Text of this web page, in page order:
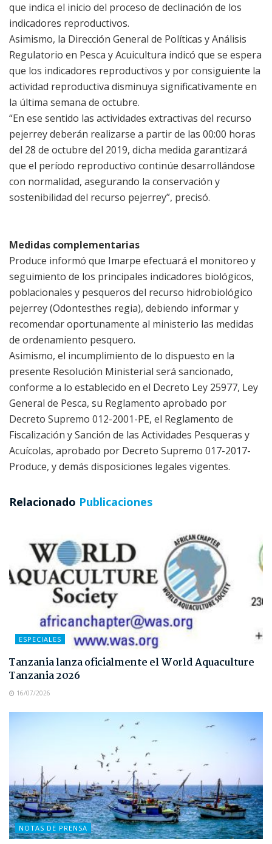
que indica el inicio del proceso de declinación de los
indicadores reproductivos.
Asimismo, la Dirección General de Políticas y Análisis
Regulatorio en Pesca y Acuicultura indicó que se espera
que los indicadores reproductivos y por consiguiente la
actividad reproductiva disminuya significativamente en
la última semana de octubre.
“En ese sentido las actividades extractivas del recurso
pejerrey deberán realizarse a partir de las 00:00 horas
del 28 de octubre del 2019, dicha medida garantizará
que el período reproductivo continúe desarrollándose
con normalidad, asegurando la conservación y
sostenibilidad del recurso pejerrey”, precisó.
Medidas complementarias
Produce informó que Imarpe efectuará el monitoreo y
seguimiento de los principales indicadores biológicos,
poblacionales y pesqueros del recurso hidrobiológico
pejerrey (Odontesthes regia), debiendo informar y
recomendar oportunamente al ministerio las medidas
de ordenamiento pesquero.
Asimismo, el incumplimiento de lo dispuesto en la
presente Resolución Ministerial será sancionado,
conforme a lo establecido en el Decreto Ley 25977, Ley
General de Pesca, su Reglamento aprobado por
Decreto Supremo 012-2001-PE, el Reglamento de
Fiscalización y Sanción de las Actividades Pesqueras y
Acuícolas, aprobado por Decreto Supremo 017-2017-
Produce, y demás disposiciones legales vigentes.
Relacionado Publicaciones
ESPECIALES
Tanzania lanza oficialmente el World Aquaculture
Tanzania 2026
16/07/2026
NOTAS DE PRENSA